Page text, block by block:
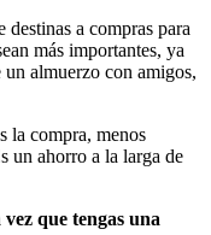
destinas a compras para
más importantes, ya
almuerzo con amigos,
la compra, menos
un ahorro a la larga de
que tengas una